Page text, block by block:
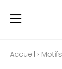
Accueil › Motifs